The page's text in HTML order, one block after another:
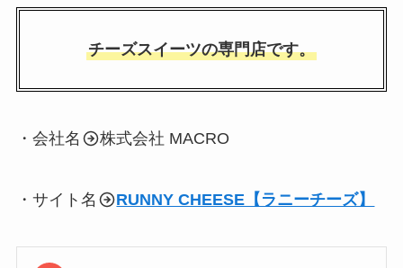
チーズスイーツの専門店です。
・会社名 株式会社 MACRO
・サイト名 RUNNY CHEESE【ラニーチーズ】